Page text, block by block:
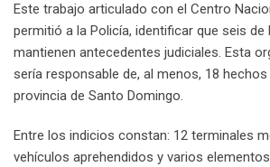
Este trabajo articulado con el Centro
permitió a la Policía, identificar que seis
mantienen antecedentes judiciales. Esta
sería responsable de, al menos, 18
provincia de Santo Domingo.
Entre los indicios constan: 12 terminales
vehículos aprehendidos y varios